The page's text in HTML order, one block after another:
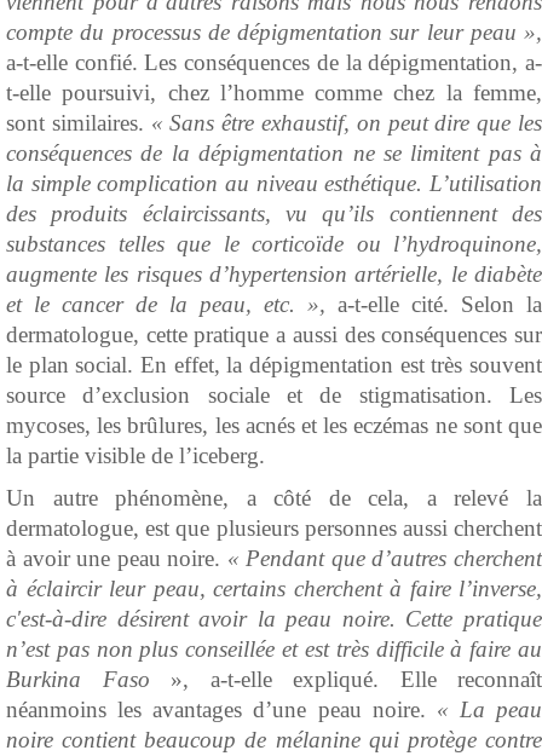
compte du processus de dépigmentation sur leur peau »,
a-t-elle confié. Les conséquences de la dépigmentation, a-
t-elle poursuivi, chez l’homme comme chez la femme,
sont similaires. « Sans être exhaustif, on peut dire que les
conséquences de la dépigmentation ne se limitent pas à
la simple complication au niveau esthétique. L’utilisation
des produits éclaircissants, vu qu’ils contiennent des
substances telles que le corticoïde ou l’hydroquinone,
augmente les risques d’hypertension artérielle, le diabète
et le cancer de la peau, etc. », a-t-elle cité. Selon la
dermatologue, cette pratique a aussi des conséquences sur
le plan social. En effet, la dépigmentation est très souvent
source d’exclusion sociale et de stigmatisation. Les
mycoses, les brûlures, les acnés et les eczémas ne sont que
la partie visible de l’iceberg.
Un autre phénomène, a côté de cela, a relevé la
dermatologue, est que plusieurs personnes aussi cherchent
à avoir une peau noire. « Pendant que d’autres cherchent
à éclaircir leur peau, certains cherchent à faire l’inverse,
c'est-à-dire désirent avoir la peau noire. Cette pratique
n’est pas non plus conseillée et est très difficile à faire au
Burkina Faso », a-t-elle expliqué. Elle reconnaît
néanmoins les avantages d’une peau noire. « La peau
noire contient beaucoup de mélanine qui protège contre